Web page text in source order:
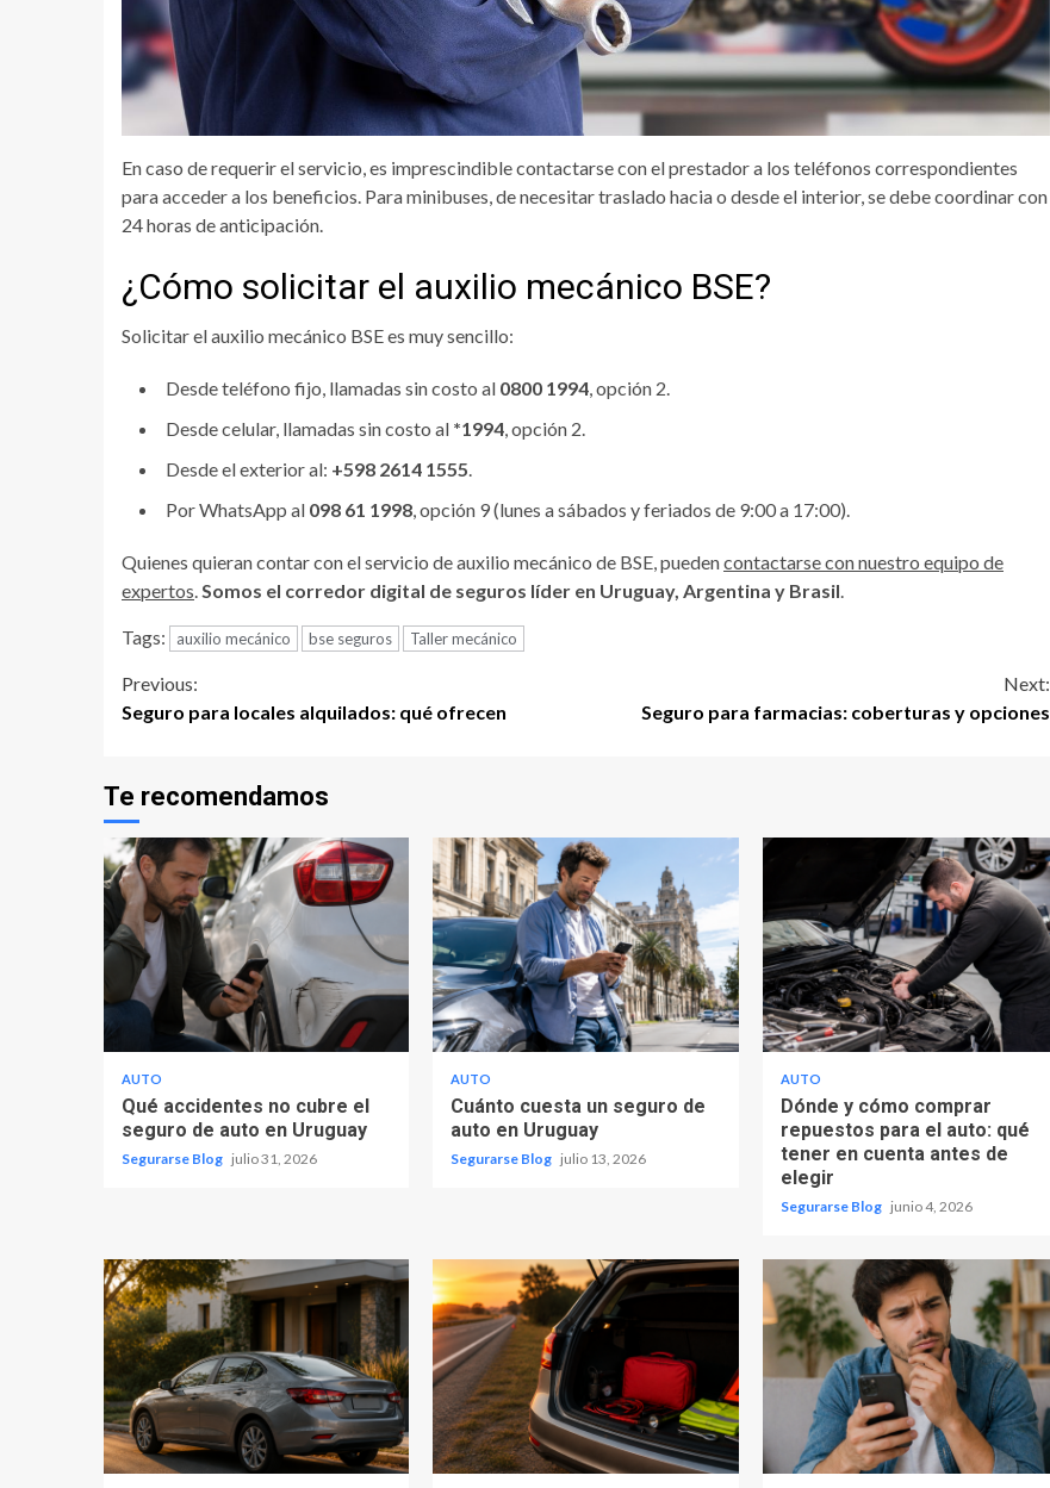
En caso de requerir el servicio, es imprescindible contactarse con el prestador a los teléfonos correspondientes
para acceder a los beneficios. Para minibuses, de necesitar traslado hacia o desde el interior, se debe coordinar con
24 horas de anticipación.
¿Cómo solicitar el auxilio mecánico BSE?
Solicitar el auxilio mecánico BSE es muy sencillo:
Desde teléfono fijo, llamadas sin costo al 0800 1994, opción 2.
Desde celular, llamadas sin costo al *1994, opción 2.
Desde el exterior al: +598 2614 1555.
Por WhatsApp al 098 61 1998, opción 9 (lunes a sábados y feriados de 9:00 a 17:00).
Quienes quieran contar con el servicio de auxilio mecánico de BSE, puedencontactarse con nuestro equipo de
expertos.Somos el corredor digital de seguros líder en Uruguay, Argentina y Brasil.
Tags: auxilio mecánico bse seguros Taller mecánico
Continue
Previous:
Seguro para locales alquilados: qué ofrecen
Next:
Seguro para farmacias: coberturas y opciones
Te recomendamos
AUTO
Qué accidentes no cubre el
seguro de auto en Uruguay
Segurarse Blog julio 31, 2026
AUTO
Cuánto cuesta un seguro de
auto en Uruguay
Segurarse Blog julio 13, 2026
AUTO
Dónde y cómo comprar
repuestos para el auto: qué
tener en cuenta antes de
elegir
Segurarse Blog junio 4, 2026